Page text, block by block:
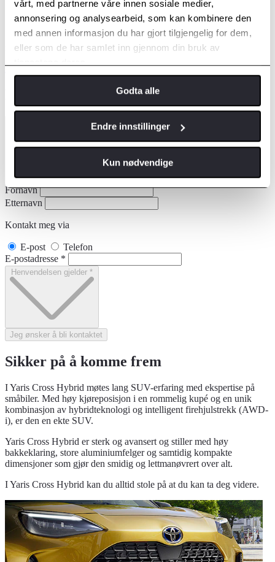
vårt, med partnerne våre innen sosiale medier,
annonsering og analysearbeid, som kan kombinere den
med annen informasjon du har gjort tilgjengelig for dem,
eller som de har samlet inn gjennom din bruk av
Godta alle
Endre innstillinger
Kun nødvendige
AWD-i fra kr 446 400,-
*Veil.pris levert Måløy, Stryn og Førde inkl. frakt og levering. Vi tar
forbehold om skrivefeil.
Bygg din Yaris
Velg avdeling
Fornavn
Etternavn
Kontakt meg via
E-post
Telefon
E-postadresse *
Henvendelsen gjelder *
Jeg ønsker å bli kontaktet
Sikker på å komme frem
I Yaris Cross Hybrid møtes lang SUV-erfaring med ekspertise på
småbiler. Med høy kjøreposisjon i en rommelig kupé og en unik
kombinasjon av hybridteknologi og intelligent firehjulstrekk (AWD-
i), er den en ekte SUV.
Yaris Cross Hybrid er sterk og avansert og stiller med høy
bakkeklaring, store aluminiumfelger og samtidig kompakte
dimensjoner som gjør den smidig og lettmanøvrert over alt.
I Yaris Cross Hybrid kan du alltid stole på at du kan ta deg videre.